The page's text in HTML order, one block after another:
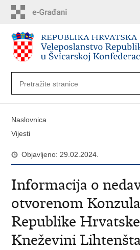
sadržaj
Naslovnica
Vijesti
Objavljeno: 29.02.2024.
Informacija o
otvorenom
Republike
Kneževini